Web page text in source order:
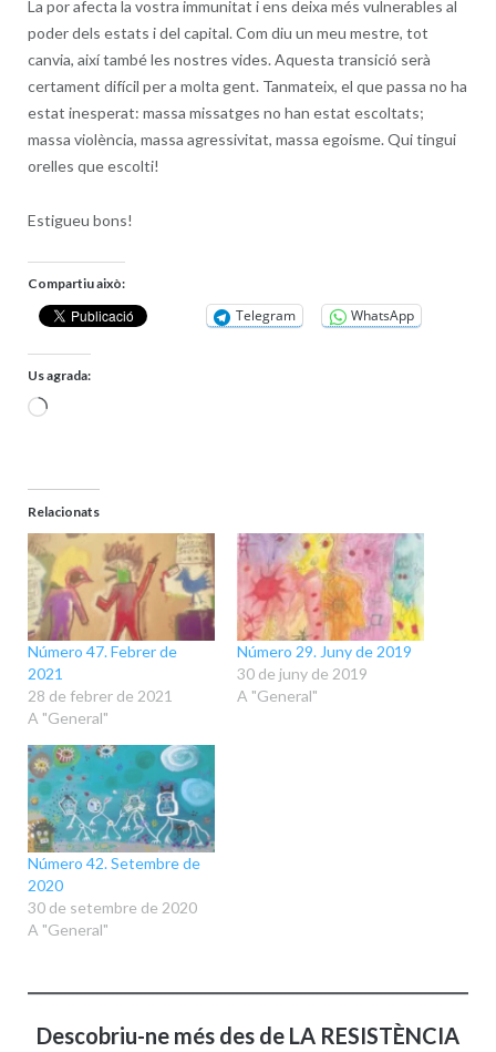
La por afecta la vostra immunitat i ens deixa més vulnerables al
poder dels estats i del capital. Com diu un meu mestre, tot
canvia, així també les nostres vides. Aquesta transició serà
certament difícil per a molta gent. Tanmateix, el que passa no ha
estat inesperat: massa missatges no han estat escoltats;
massa violència, massa agressivitat, massa egoisme. Qui tingui
orelles que escolti!
Estigueu bons!
Compartiu això:
Telegram WhatsApp
Us agrada:
S'està
Relacionats
Número 47. Febrer de
2021
28 de febrer de 2021
A "General"
Número 29. Juny de 2019
30 de juny de 2019
A "General"
Número 42. Setembre de
2020
30 de setembre de 2020
A "General"
Descobriu-ne més des de LA RESISTÈNCIA